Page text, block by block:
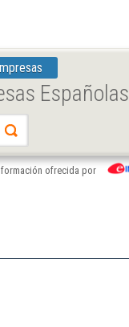
Españolas
ofrecida por